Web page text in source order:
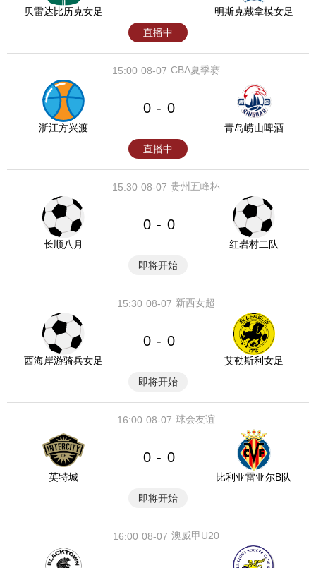
贝雷达比历克女足
明斯克戴拿模女足
直播中
08-07
15:00 CBA夏季赛
浙江方兴渡
0 - 0
青岛崂山啤酒
直播中
08-07
15:30 贵州五峰杯
长顺八月
0 - 0
红岩村二队
即将开始
08-07
15:30 新西女超
西海岸游骑兵女足
0 - 0
艾勒斯利女足
即将开始
08-07
16:00 球会友谊
英特城
0 - 0
比利亚雷亚尔B队
即将开始
08-07
16:00 澳威甲U20